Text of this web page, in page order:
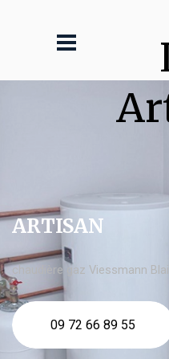
ARTISAN
chaudière gaz Viessmann Blain
09 72 66 89 55